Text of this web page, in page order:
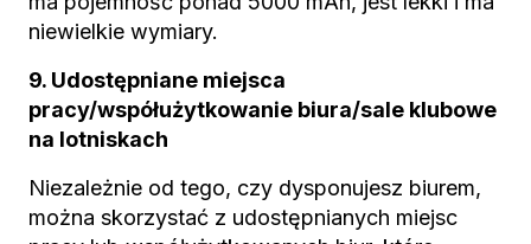
niewielkie wymiary.
9. Udostępniane miejsca
pracy/współużytkowanie biura/sale klubowe
na lotniskach
Niezależnie od tego, czy dysponujesz biurem,
można skorzystać z udostępnianych miejsc